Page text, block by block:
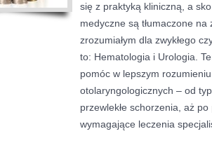
się z praktyką kliniczną, a
medyczne są tłumaczone na
zrozumiałym dla zwykłego
to: Hematologia i Urologia.
pomóc w lepszym
otolaryngologicznych – od
przewlekłe schorzenia, aż
wymagające leczenia